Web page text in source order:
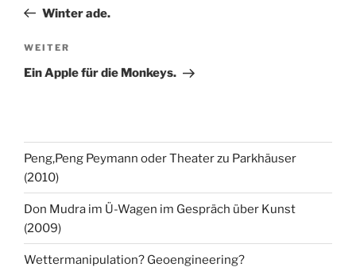
Beitrag
Winter ade.
Nächster
Beitrag
WEITER
Ein Apple für die Monkeys.
Peng,Peng Peymann oder Theater zu Parkhäuser
(2010)
Don Mudra im Ü-Wagen im Gespräch über Kunst
(2009)
Wettermanipulation? Geoengineering?